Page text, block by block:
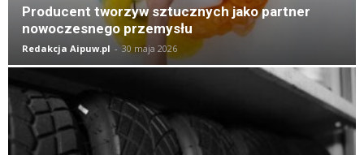
Producent tworzyw sztucznych jako partner
nowoczesnego przemysłu
Redakcja Aipuw.pl - 30 maja 2026